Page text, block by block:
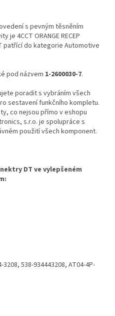
s pevným těsněním
je 4CCT ORANGE RECEP
patřící do kategorie Automotive
pod názvem 1-2600030-7.
poradit s vybráním všech
sestavení funkčního kompletu.
co nejsou přímo v eshopu
s.r.o. je spolupráce s
použití všech komponent.
DT ve vylepšeném
538-934443208, AT04-4P-